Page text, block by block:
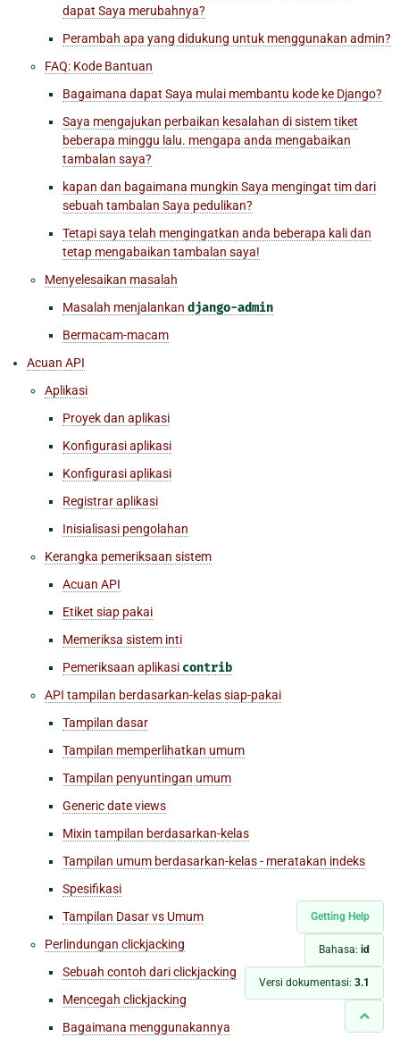
Getting Help
Bahasa: id
Versi dokumentasi: 3.1
dapat Saya merubahnya?
Perambah apa yang didukung untuk menggunakan admin?
FAQ: Kode Bantuan
Bagaimana dapat Saya mulai membantu kode ke Django?
Saya mengajukan perbaikan kesalahan di sistem tiket
beberapa minggu lalu. mengapa anda mengabaikan
tambalan saya?
kapan dan bagaimana mungkin Saya mengingat tim dari
sebuah tambalan Saya pedulikan?
Tetapi saya telah mengingatkan anda beberapa kali dan
tetap mengabaikan tambalan saya!
Menyelesaikan masalah
Masalah menjalankan django-admin
Bermacam-macam
Acuan API
Aplikasi
Proyek dan aplikasi
Konfigurasi aplikasi
Konfigurasi aplikasi
Registrar aplikasi
Inisialisasi pengolahan
Kerangka pemeriksaan sistem
Acuan API
Etiket siap pakai
Memeriksa sistem inti
Pemeriksaan aplikasi contrib
API tampilan berdasarkan-kelas siap-pakai
Tampilan dasar
Tampilan memperlihatkan umum
Tampilan penyuntingan umum
Generic date views
Mixin tampilan berdasarkan-kelas
Tampilan umum berdasarkan-kelas - meratakan indeks
Spesifikasi
Tampilan Dasar vs Umum
Perlindungan clickjacking
Sebuah contoh dari clickjacking
Mencegah clickjacking
Bagaimana menggunakannya